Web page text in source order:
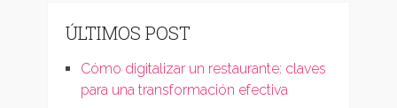
ÚLTIMOS POST
Cómo digitalizar un restaurante: claves
para una transformación efectiva